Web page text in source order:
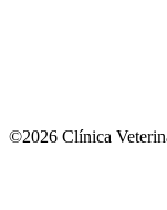
©2026 Clínica